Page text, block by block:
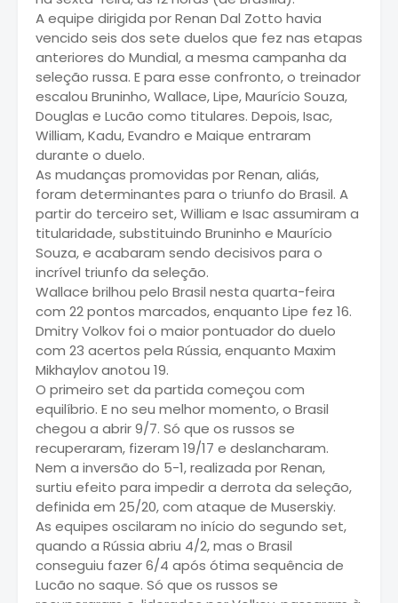
A equipe dirigida por Renan Dal Zotto havia
vencido seis dos sete duelos que fez nas etapas
anteriores do Mundial, a mesma campanha da
seleção russa. E para esse confronto, o treinador
escalou Bruninho, Wallace, Lipe, Maurício Souza,
Douglas e Lucão como titulares. Depois, Isac,
William, Kadu, Evandro e Maique entraram
durante o duelo.
As mudanças promovidas por Renan, aliás,
foram determinantes para o triunfo do Brasil. A
partir do terceiro set, William e Isac assumiram a
titularidade, substituindo Bruninho e Maurício
Souza, e acabaram sendo decisivos para o
incrível triunfo da seleção.
Wallace brilhou pelo Brasil nesta quarta-feira
com 22 pontos marcados, enquanto Lipe fez 16.
Dmitry Volkov foi o maior pontuador do duelo
com 23 acertos pela Rússia, enquanto Maxim
Mikhaylov anotou 19.
O primeiro set da partida começou com
equilíbrio. E no seu melhor momento, o Brasil
chegou a abrir 9/7. Só que os russos se
recuperaram, fizeram 19/17 e deslancharam.
Nem a inversão do 5-1, realizada por Renan,
surtiu efeito para impedir a derrota da seleção,
definida em 25/20, com ataque de Muserskiy.
As equipes oscilaram no início do segundo set,
quando a Rússia abriu 4/2, mas o Brasil
conseguiu fazer 6/4 após ótima sequência de
Lucão no saque. Só que os russos se